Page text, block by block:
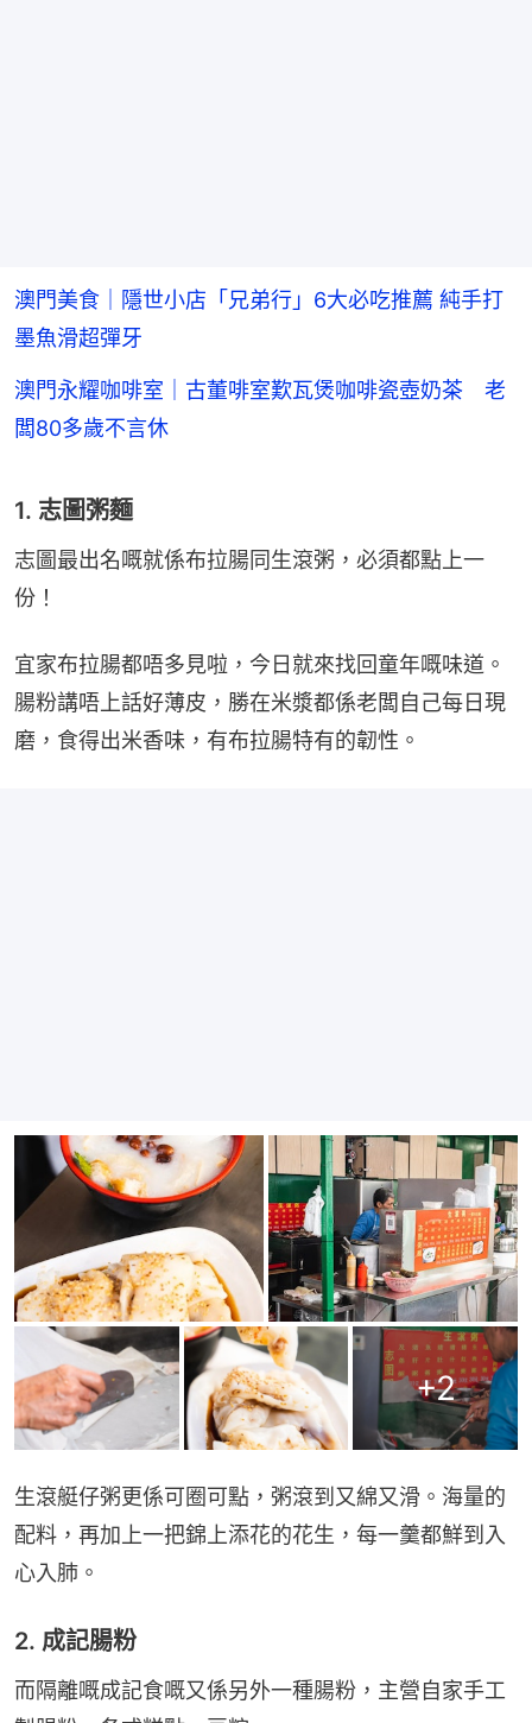
澳門美食｜隱世小店「兄弟行」6大必吃推薦 純手打
墨魚滑超彈牙
澳門永耀咖啡室｜古董啡室歎瓦煲咖啡瓷壺奶茶 老
闆80多歲不言休
1. 志圖粥麵
志圖最出名嘅就係布拉腸同生滾粥，必須都點上一
份！
宜家布拉腸都唔多見啦，今日就來找回童年嘅味道。
腸粉講唔上話好薄皮，勝在米漿都係老闆自己每日現
磨，食得出米香味，有布拉腸特有的韌性。
+2
生滾艇仔粥更係可圈可點，粥滾到又綿又滑。海量的
配料，再加上一把錦上添花的花生，每一羹都鮮到入
心入肺。
2. 成記腸粉
而隔離嘅成記食嘅又係另外一種腸粉，主營自家手工